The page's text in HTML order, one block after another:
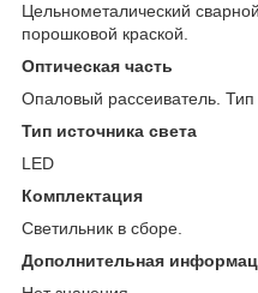
Цельнометалический
порошковой краской.
Оптическая часть
Опаловый рассеиватель. Тип
Тип источника света
LED
Комплектация
Светильник в сборе.
Дополнительная